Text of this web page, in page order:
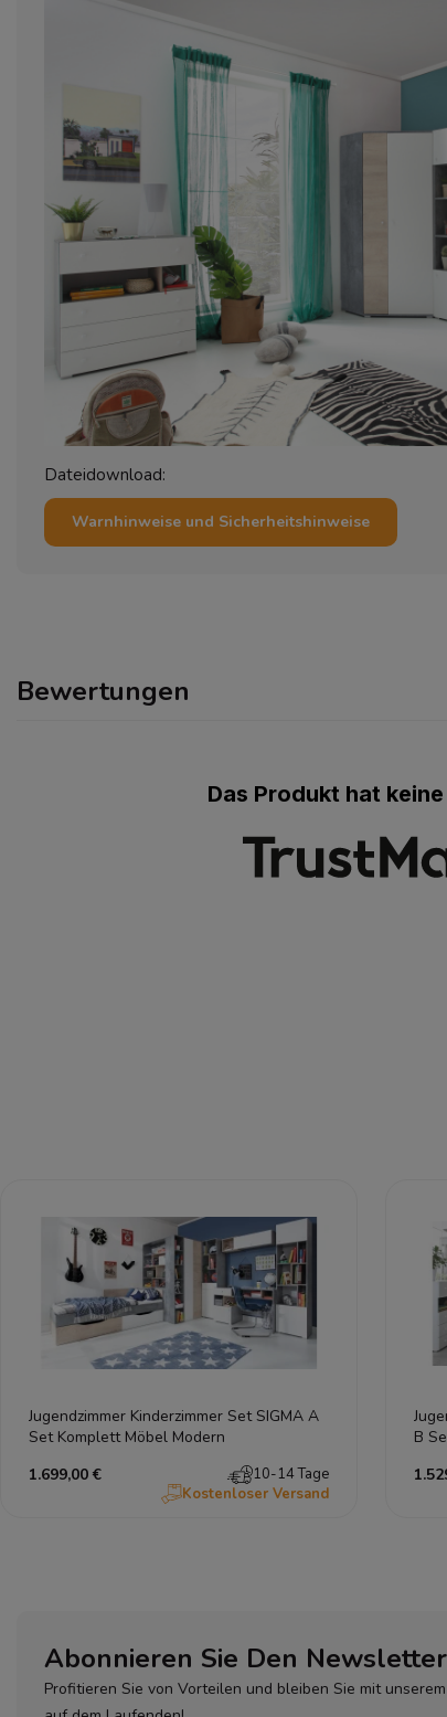
Dateidownload:
Warnhinweise und Sicherheitshinweise
Bewertungen
Das Produkt hat
Jugendzimmer Kinderzimmer Set SIGMA A
Set Komplett Möbel Modern
1.699,00 €
10-14 Tage
Kostenloser Versand
B
Abonnieren Sie Den Newsletter
Profitieren Sie von Vorteilen und bleiben Sie mit